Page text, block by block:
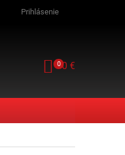
Prihlásenie
NÁKUPNÝ
0 €
0